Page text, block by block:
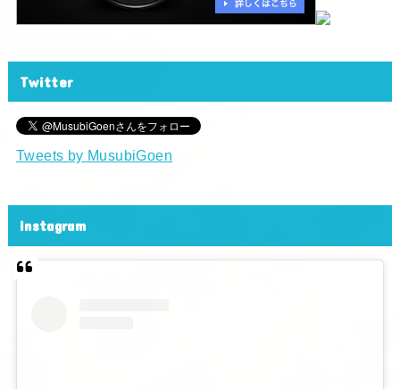
Twitter
Tweets by MusubiGoen
Instagram